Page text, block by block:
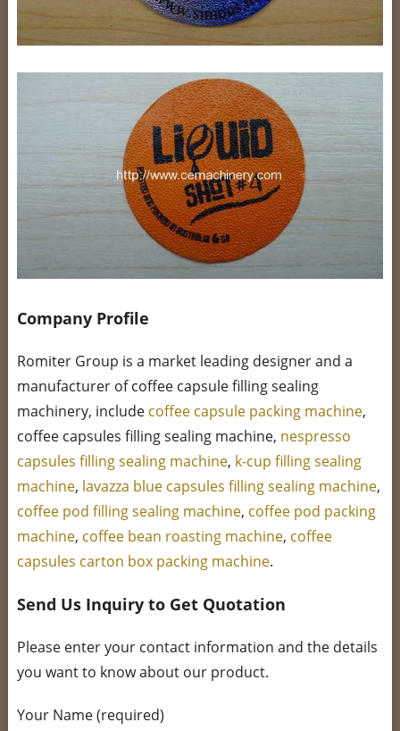
Company Profile
Romiter Group is a market leading designer and a
manufacturer of coffee capsule filling sealing
machinery, include coffee capsule packing machine,
coffee capsules filling sealing machine, nespresso
capsules filling sealing machine, k-cup filling sealing
machine, lavazza blue capsules filling sealing machine,
coffee pod filling sealing machine, coffee pod packing
machine, coffee bean roasting machine, coffee
capsules carton box packing machine.
Send Us Inquiry to Get Quotation
Please enter your contact information and the details
you want to know about our product.
Your Name (required)